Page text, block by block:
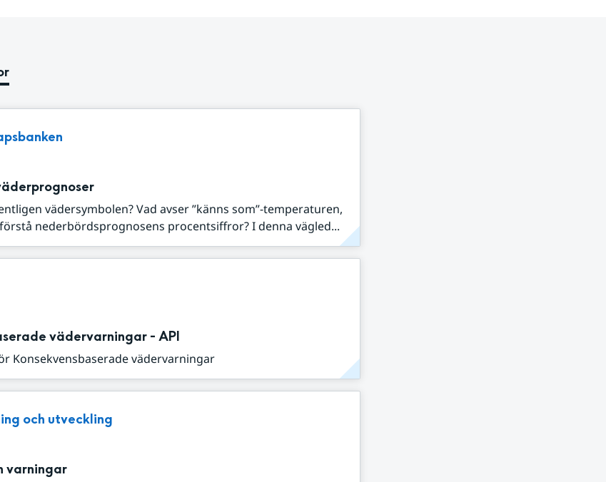
vädersymbolen? Vad avser ”känns som”-temperaturen,
nederbördsprognosens procentsiffror? I denna vägled...
vädervarningar - API
Konsekvensbaserade vädervarningar
och utveckling
varningar